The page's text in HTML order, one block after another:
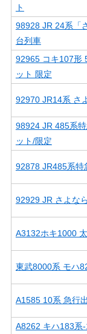
ト
98928 JR 24系「
台列車
92965 コキ107形
ット 限定
92970 JR14系 さ
98924 JR 485系
ット/限定
92878 JR485系特
92929 JR さよな
A3132ホキ1000
東武8000系 モハ
A1585 10系 急行
A8262 キハ183系